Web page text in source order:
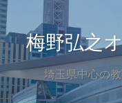
梅野弘之
埼玉県中心の